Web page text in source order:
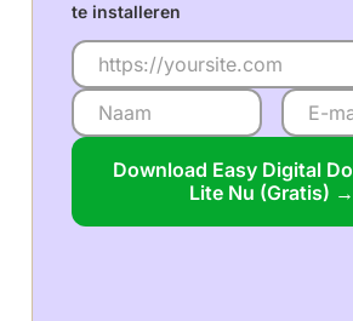
te installeren
Download Easy Digital
Lite Nu (Gratis) →